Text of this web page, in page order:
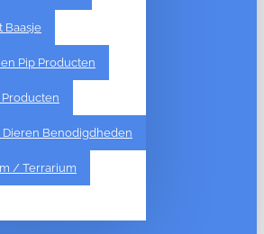
Baasje
Pip Producten
Dieren Benodigdheden
/ Terrarium